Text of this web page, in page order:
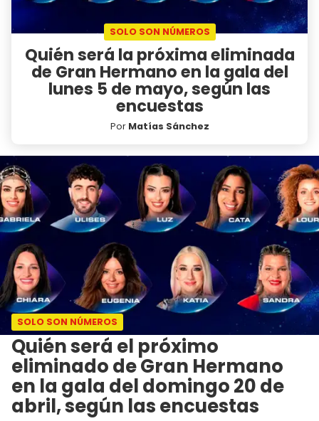
SOLO SON NÚMEROS
Quién será la próxima eliminada
de Gran Hermano en la gala del
lunes 5 de mayo, según las
encuestas
Por Matías Sánchez
SOLO SON NÚMEROS
Quién será el próximo
eliminado de Gran Hermano
en la gala del domingo 20 de
abril, según las encuestas